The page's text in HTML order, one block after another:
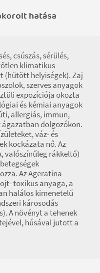
hatása
csúszás, sérülés,
klimatikus
(hűtött helyiségek). Zaj
szerves anyagok
expozíciója okozta
és kémiai anyagok
allergiás, immun,
dolgozókon.
váz- és
kockázata nő. Az
valószínűleg rákkeltő)
Az Ageratina
toxikus anyaga, a
halálos kimenetelű
károsodás
A növényt a tehenek
húsával jutott a